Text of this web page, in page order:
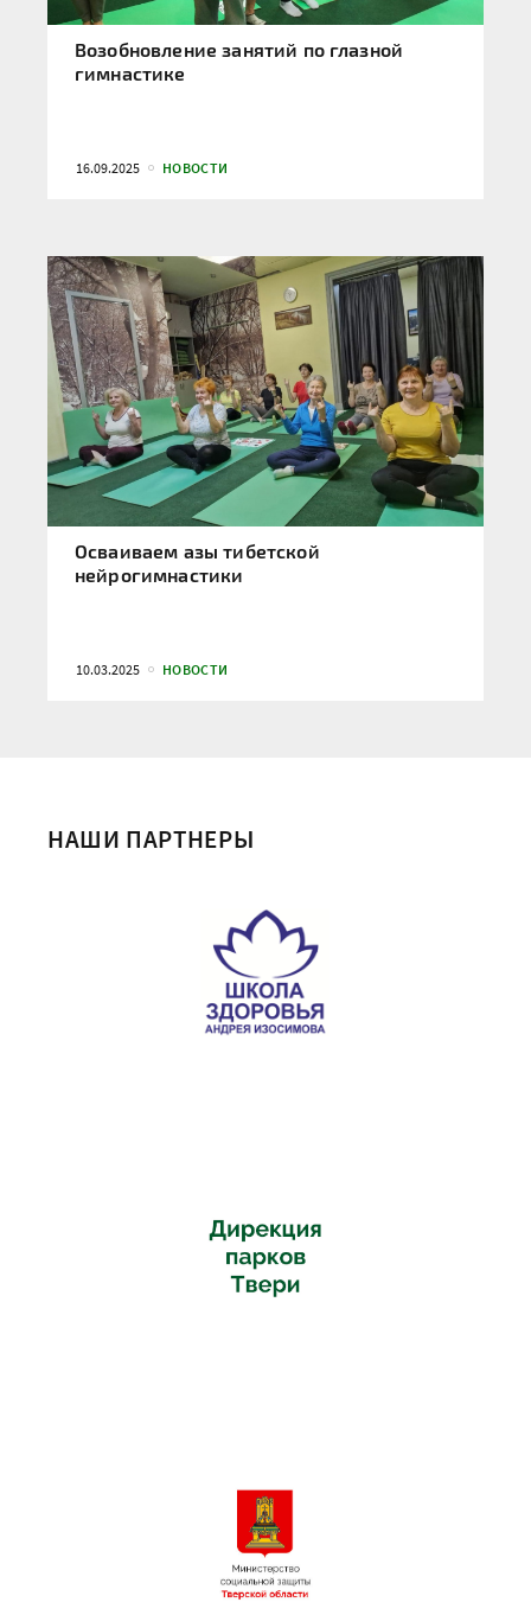
Возобновление занятий по глазной
гимнастике
16.09.2025 НОВОСТИ
Осваиваем азы тибетской
нейрогимнастики
10.03.2025 НОВОСТИ
НАШИ ПАРТНЕРЫ